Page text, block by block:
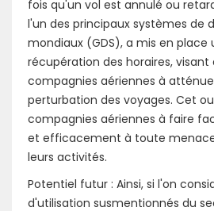
fois qu'un vol est annulé ou
l'un des principaux systèmes de
mondiaux (GDS), a mis en place
récupération des horaires, visant
compagnies aériennes à
perturbation des voyages. Cet
compagnies aériennes à faire
et efficacement à toute
leurs activités.
Potentiel futur : Ainsi, si l'on
d'utilisation susmentionnés du